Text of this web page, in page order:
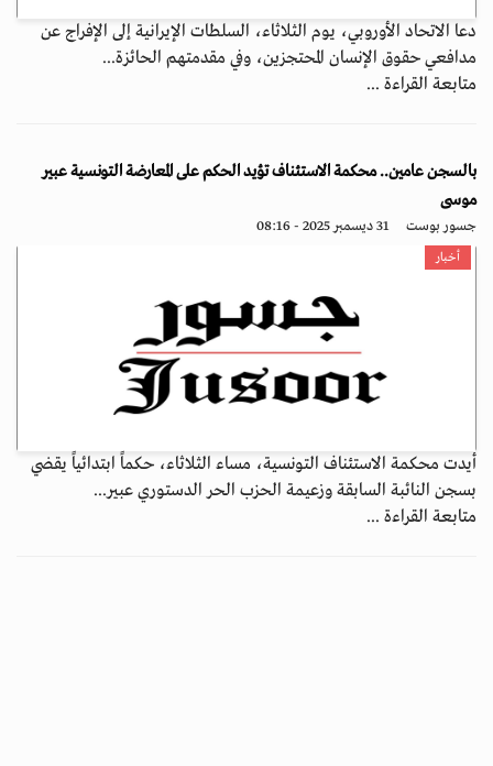
دعا الاتحاد الأوروبي، يوم الثلاثاء، السلطات الإيرانية إلى الإفراج عن
مدافعي حقوق الإنسان المحتجزين، وفي مقدمتهم الحائزة...
متابعة القراءة ...
بالسجن عامين.. محكمة الاستئناف تؤيد الحكم على المعارضة التونسية عبير
موسى
جسور بوست 31 ديسمبر 2025 - 08:16
أخبار
أيدت محكمة الاستئناف التونسية، مساء الثلاثاء، حكماً ابتدائياً يقضي
بسجن النائبة السابقة وزعيمة الحزب الحر الدستوري عبير...
متابعة القراءة ...